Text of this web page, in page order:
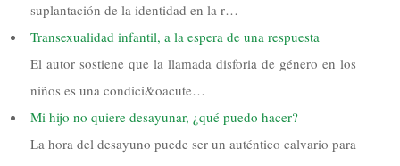
suplantación de la identidad en la r…
Transexualidad infantil, a la espera de una respuesta
El autor sostiene que la llamada disforia de género en los
niños es una condici&oacute…
Mi hijo no quiere desayunar, ¿qué puedo hacer?
La hora del desayuno puede ser un auténtico calvario para